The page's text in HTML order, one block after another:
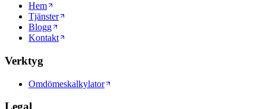
Hem
Tjänster
Blogg
Kontakt
Verktyg
Omdömeskalkylator